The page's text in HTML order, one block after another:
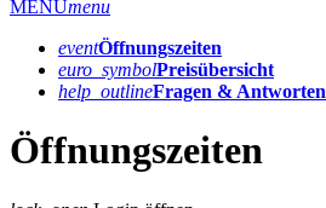
MENÜmenu
eventÖffnungs­zeiten
euro_symbolPreis­übersicht
help_outlineFragen & Antworten
Öffnungszeiten